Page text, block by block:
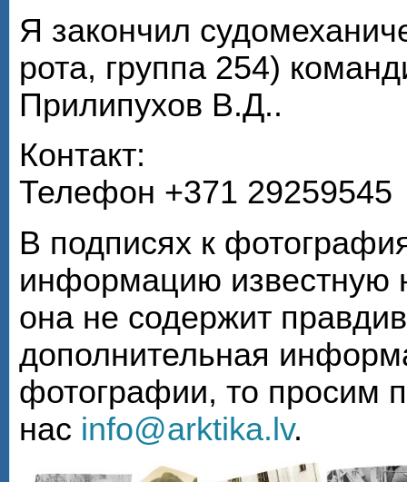
Я закончил
рота, группа 254)
Прилипухов В.Д..
Контакт:
Телефон +371 29259545
В подписях к
информацию известную
она не содержит
дополнительная
фотографии, то просим
нас info@arktika.lv.